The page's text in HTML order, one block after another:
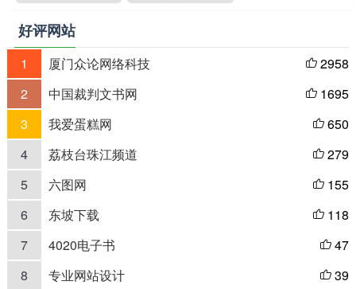
好评网站
1 厦门众论网络科技  2958
2
中国裁判文书网  1695
3
我爱蛋糕网  650
4
荔枝台珠江频道  279
5
六图网  155
6
东坡下载  118
7
4020电子书  47
8
专业网站设计  39